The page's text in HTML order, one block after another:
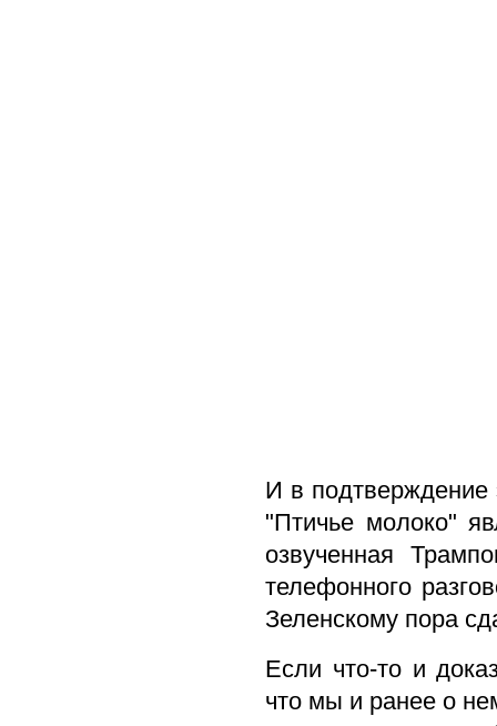
И в подтверждение
"Птичье молоко"
озвученная
телефонного
Зеленскому пора
Если что-то и
что мы и ранее о